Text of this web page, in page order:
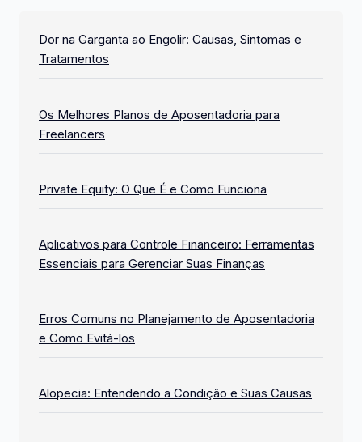
Dor na Garganta ao Engolir: Causas, Sintomas e
Tratamentos
Os Melhores Planos de Aposentadoria para
Freelancers
Private Equity: O Que É e Como Funciona
Aplicativos para Controle Financeiro: Ferramentas
Essenciais para Gerenciar Suas Finanças
Erros Comuns no Planejamento de Aposentadoria
e Como Evitá-los
Alopecia: Entendendo a Condição e Suas Causas